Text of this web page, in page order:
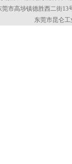
市高埗镇德胜西二街13
东莞市昆仑